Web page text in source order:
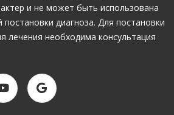
и не может быть использована
диагноза. Для постановки
лечения необходима консультация